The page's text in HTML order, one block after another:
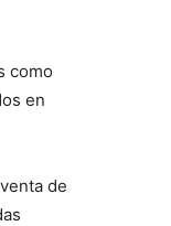
como
en
de